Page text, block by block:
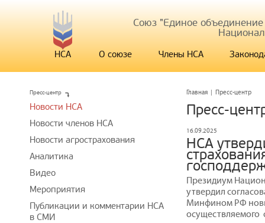
Союз "Единое
НСА О союзе Члены НСА
Главная | Пресс-центр
Пресс-
16.09.2025
НСА
Президиум
утвердил
Минфином РФ
осуществляемого
Пресс-центр
Новости НСА
Новости членов НСА
Новости агрострахования
Аналитика
Видео
Мероприятия
Публикации и комментарии НСА
в СМИ